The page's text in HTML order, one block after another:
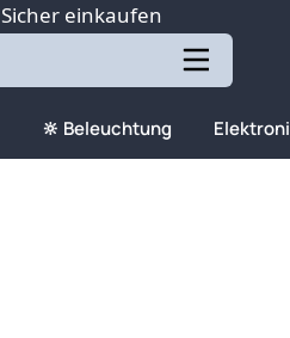
Sicher einkaufen
🔆 Beleuchtung